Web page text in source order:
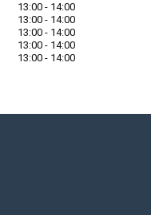
13:00
14:00
13:00
14:00
13:00
14:00
13:00
14:00
13:00
14:00